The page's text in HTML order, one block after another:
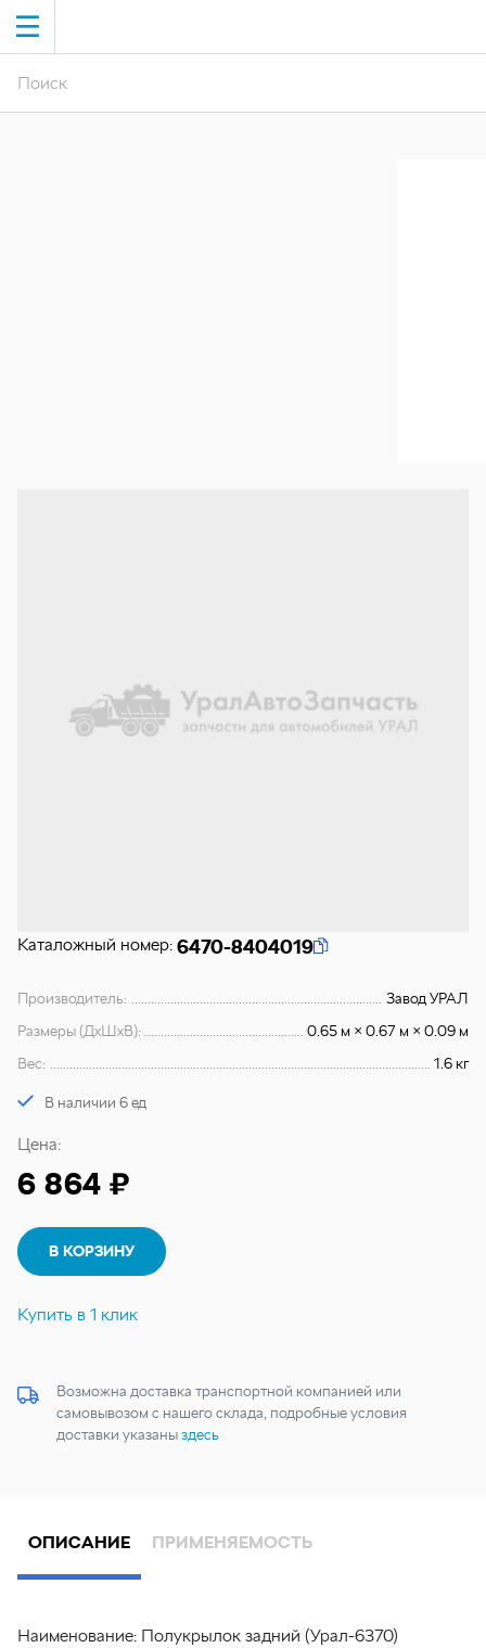
Каталожный номер: 6470-8404019
Производитель:
Завод УРАЛ
Размеры (ДхШхВ):
0.65 м × 0.67 м × 0.09 м
Вес:
1.6 кг
В наличии 6 ед
Цена:
6 864 ₽
В КОРЗИНУ
Купить в 1 клик
Возможна доставка транспортной компанией или
самовывозом с нашего склада, подробные условия
доставки указаныздесь
ОПИСАНИЕ ПРИМЕНЯЕМОСТЬ
Наименование: Полукрылок задний (Урал-6370)